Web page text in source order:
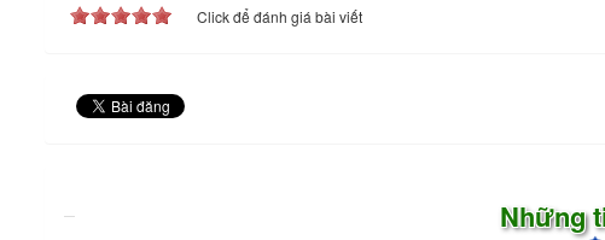
Click để đánh giá bài viết
Những